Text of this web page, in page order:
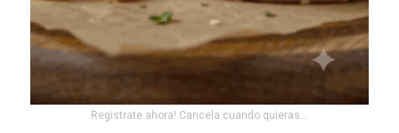
Registrate ahora! Cancela cuando quieras...